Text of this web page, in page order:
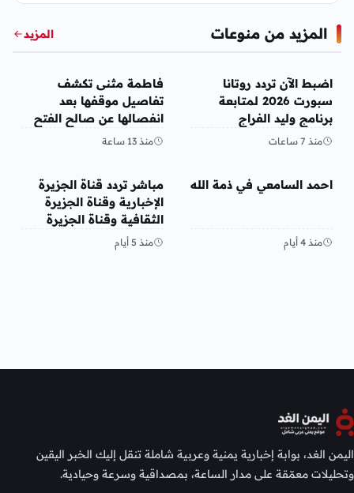
المزيد من منوعات المزيد
اضبط الآن تردد روتانا
سبورت 2026 لمتابعة
برنامج وليد الفراج
منذ 7 ساعات
منوعات
فاطمة مثنى تكشف
تفاصيل موقفها بعد
انفصالها عن صالح الفتح
منذ 13 ساعة
احمد السامعي في ذمة الله
منذ 4 أيام
مباشر تردد قناة الجزيرة
الإخبارية وقناة الجزيرة
الثقافية وقناة الجزيرة
مباشر قنوات الجزيرة 2026
منذ 5 أيام
اليمن الغد، بوابة إخبارية يمنية وعربية شاملة تنقل إليك الخبر اليقين
وتحليلات معمّقة على مدار الساعة، بمصداقية وسرعة وحيادية.